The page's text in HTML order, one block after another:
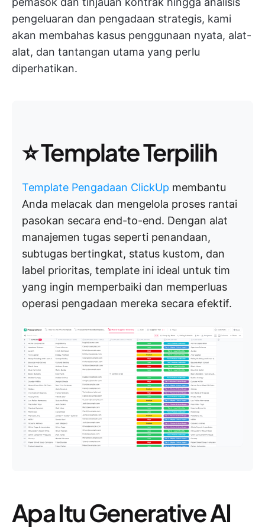
pengeluaran dan pengadaan strategis, kami
akan membahas kasus penggunaan nyata, alat-
alat, dan tantangan utama yang perlu
diperhatikan.
⭐️ Template Terpilih
Template Pengadaan ClickUp membantu
Anda melacak dan mengelola proses rantai
pasokan secara end-to-end. Dengan alat
manajemen tugas seperti penandaan,
subtugas bertingkat, status kustom, dan
label prioritas, template ini ideal untuk tim
yang ingin memperbaiki dan memperluas
operasi pengadaan mereka secara efektif.
Apa Itu Generative AI